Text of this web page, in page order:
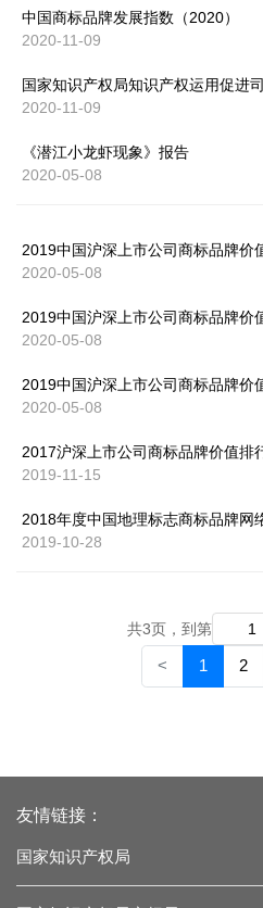
中国商标品牌发展指数（2020）
2020-11-09
2020-11-09
《潜江小龙虾现象》报告
2020-05-08
2019中国沪深上市公司商标品牌价
2020-05-08
2019中国沪深上市公司商标品牌价
2020-05-08
2019中国沪深上市公司商标品牌价
2020-05-08
2017沪深上市公司商标品牌价值排
2019-11-15
2018年度中国地理标志商标品牌网
2019-10-28
共3页，到第
< 1 2
友情链接：
国家知识产权局